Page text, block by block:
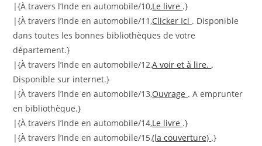
|{À travers l’Inde en automobile/10,Le livre .}
|{À travers l’Inde en automobile/11,Clicker Ici . Disponible
dans toutes les bonnes bibliothèques de votre
département.}
|{À travers l’Inde en automobile/12,A voir et à lire. .
Disponible sur internet.}
|{À travers l’Inde en automobile/13,Ouvrage . A emprunter
en bibliothèque.}
|{À travers l’Inde en automobile/14,Le livre .}
|{À travers l’Inde en automobile/15,(la couverture) .}